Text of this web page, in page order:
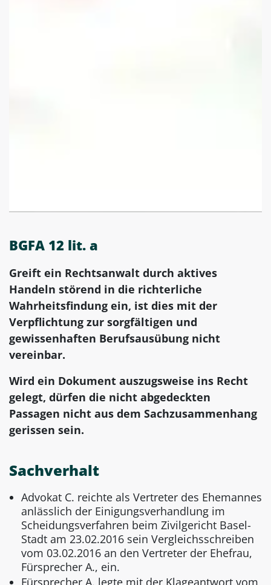
BGFA 12 lit. a
Greift ein Rechtsanwalt durch aktives
Handeln störend in die richterliche
Wahrheitsfindung ein, ist dies mit der
Verpflichtung zur sorgfältigen und
gewissenhaften Berufsausübung nicht
vereinbar.
Wird ein Dokument auszugsweise ins Recht
gelegt, dürfen die nicht abgedeckten
Passagen nicht aus dem Sachzusammenhang
gerissen sein.
Sachverhalt
Advokat C. reichte als Vertreter des Ehemannes
anlässlich der Einigungsverhandlung im
Scheidungsverfahren beim Zivilgericht Basel-
Stadt am 23.02.2016 sein Vergleichsschreiben
vom 03.02.2016 an den Vertreter der Ehefrau,
Fürsprecher A., ein.
Fürsprecher A. legte mit der Klageantwort vom